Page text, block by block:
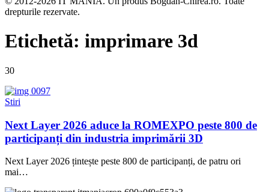
drepturile rezervate.
Etichetă: imprimare 3d
30
Stiri
Next Layer 2026 aduce la ROMEXPO peste 800 de
participanți din industria imprimării 3D
Next Layer 2026 țintește peste 800 de participanți, de patru ori
mai…